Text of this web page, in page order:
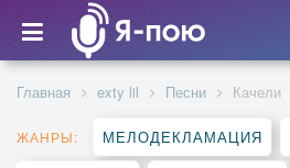
Главная exty lil Песни Качели
ЖАНРЫ: МЕЛОДЕКЛАМАЦИЯ